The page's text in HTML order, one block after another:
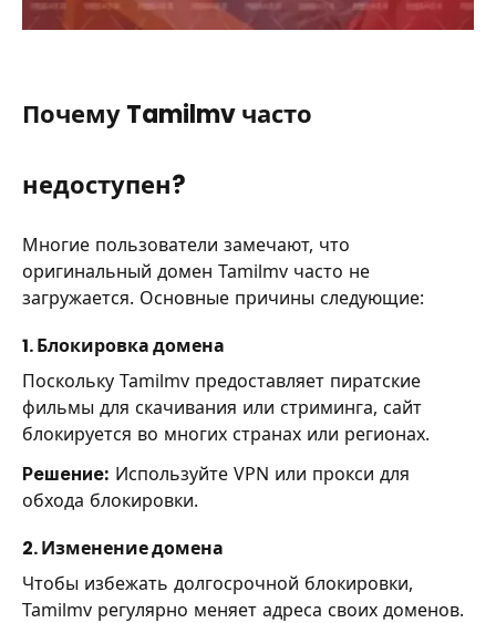
Почему Tamilmv часто
недоступен?
Многие пользователи замечают, что
оригинальный домен Tamilmv часто не
загружается. Основные причины следующие:
1. Блокировка домена
Поскольку Tamilmv предоставляет пиратские
фильмы для скачивания или стриминга, сайт
блокируется во многих странах или регионах.
Решение: Используйте VPN или прокси для
обхода блокировки.
2. Изменение домена
Чтобы избежать долгосрочной блокировки,
Tamilmv регулярно меняет адреса своих доменов.